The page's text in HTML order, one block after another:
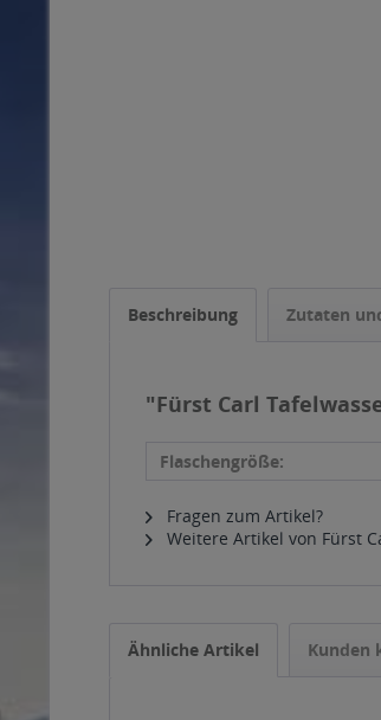
Beschreibung Zutaten
"Fürst Carl
Flaschengröße:
Fragen zum Artikel?
Weitere Artikel von Fürst
Ähnliche Artikel Kunden